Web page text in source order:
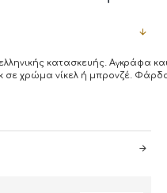
κατασκευής. Αγκράφα
σε χρώμα νίκελ ή μπρονζέ.